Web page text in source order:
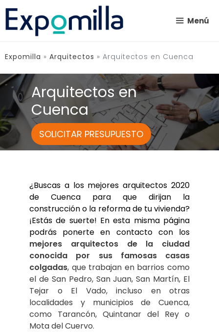
Saltar
contenido
Menú
Expomilla » Arquitectos » Arquitectos en Cuenca
Arquitectos en
Cuenca
SOLICITAR PRESUPUESTO
¿Buscas a los mejores arquitectos 2020
de Cuenca para que dirijan la
construcción o la reforma de tu vivienda?
¡Estás de suerte! En esta misma página
podrás ponerte en contacto con los
mejores arquitectos de la ciudad
conocida por sus famosas casas
colgadas, que trabajan en barrios como
el de San Pedro, San Juan, San Martín, El
Tejar o El Vado, incluso en otras
localidades y municipios de Cuenca,
como Tarancón, Quintanar del Rey o
Mota del Cuervo.